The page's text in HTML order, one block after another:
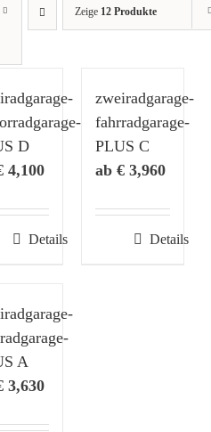
Zeige 12 Produkte
D
4,100
Details
zweiradgarage-
fahrradgarage-
PLUS C
€3,960
Details
A
3,630